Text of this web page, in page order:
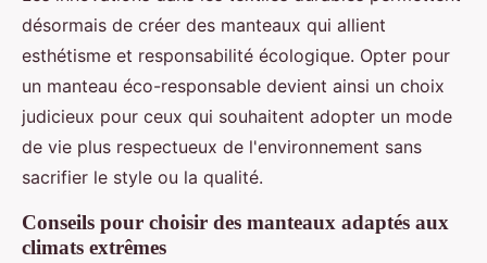
désormais de créer des manteaux qui allient
esthétisme et responsabilité écologique. Opter pour
un manteau éco-responsable devient ainsi un choix
judicieux pour ceux qui souhaitent adopter un mode
de vie plus respectueux de l'environnement sans
sacrifier le style ou la qualité.
Conseils pour choisir des manteaux adaptés aux
climats extrêmes